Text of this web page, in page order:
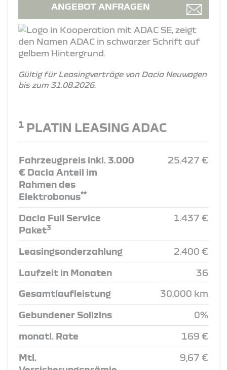
ANGEBOT ANFRAGEN
Gültig für Leasingverträge von Dacia Neuwagen
bis zum 31.08.2026.
1 PLATIN LEASING ADAC
Fahrzeugpreis inkl. 3.000
€ Dacia Anteil im
Rahmen des
Elektrobonus**
25.427 €
Dacia Full Service
Paket3
1.437 €
Leasingsonderzahlung 2.400 €
Laufzeit in Monaten 36
Gesamtlaufleistung 30.000 km
Gebundener Sollzins 0%
monatl. Rate 169 €
Mtl.
9,67 €